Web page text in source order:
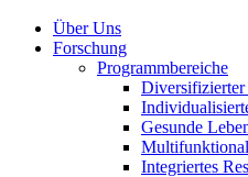
Über Uns
Forschung
Programmbereiche
Diversifizierter
Gesunde
Integriertes